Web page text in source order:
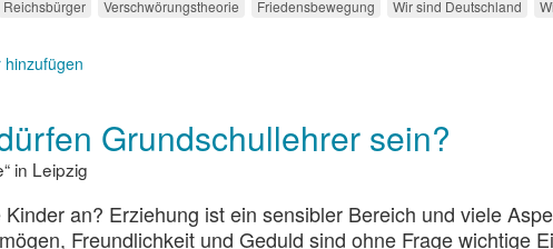
Reichsbürger Verschwörungstheorie Friedensbewegung Wir sind Deutschland
hinzufügen
Grundschullehrer sein?
in Leipzig
an? Erziehung ist ein sensibler Bereich und viele
Freundlichkeit und Geduld sind ohne Frage wichtige